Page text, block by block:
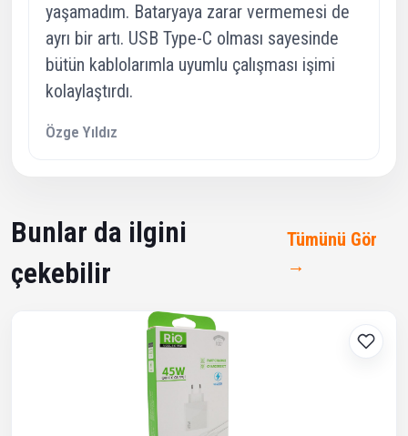
yaşamadım. Bataryaya zarar vermemesi de
ayrı bir artı. USB Type-C olması sayesinde
bütün kablolarımla uyumlu çalışması işimi
kolaylaştırdı.
Özge Yıldız
Bunlar da ilgini
çekebilir
Tümünü Gör
→